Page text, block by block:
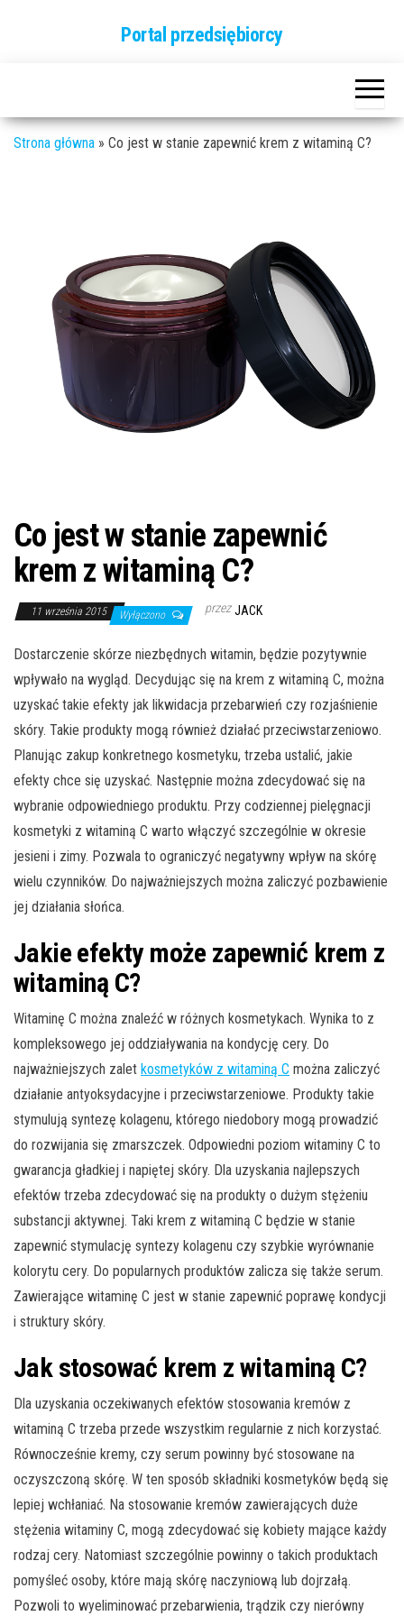
Portal przedsiębiorcy
Strona główna » Co jest w stanie zapewnić krem z witaminą C?
Co jest w stanie zapewnić
krem z witaminą C?
11 września 2015 Wyłączono przez JACK
Dostarczenie skórze niezbędnych witamin, będzie pozytywnie
wpływało na wygląd. Decydując się na krem z witaminą C, można
uzyskać takie efekty jak likwidacja przebarwień czy rozjaśnienie
skóry. Takie produkty mogą również działać przeciwstarzeniowo.
Planując zakup konkretnego kosmetyku, trzeba ustalić, jakie
efekty chce się uzyskać. Następnie można zdecydować się na
wybranie odpowiedniego produktu. Przy codziennej pielęgnacji
kosmetyki z witaminą C warto włączyć szczególnie w okresie
jesieni i zimy. Pozwala to ograniczyć negatywny wpływ na skórę
wielu czynników. Do najważniejszych można zaliczyć pozbawienie
jej działania słońca.
Jakie efekty może zapewnić krem z
witaminą C?
Witaminę C można znaleźć w różnych kosmetykach. Wynika to z
kompleksowego jej oddziaływania na kondycję cery. Do
najważniejszych zalet kosmetyków z witaminą C można zaliczyć
działanie antyoksydacyjne i przeciwstarzeniowe. Produkty takie
stymulują syntezę kolagenu, którego niedobory mogą prowadzić
do rozwijania się zmarszczek. Odpowiedni poziom witaminy C to
gwarancja gładkiej i napiętej skóry. Dla uzyskania najlepszych
efektów trzeba zdecydować się na produkty o dużym stężeniu
substancji aktywnej. Taki krem z witaminą C będzie w stanie
zapewnić stymulację syntezy kolagenu czy szybkie wyrównanie
kolorytu cery. Do popularnych produktów zalicza się także serum.
Zawierające witaminę C jest w stanie zapewnić poprawę kondycji
i struktury skóry.
Jak stosować krem z witaminą C?
Dla uzyskania oczekiwanych efektów stosowania kremów z
witaminą C trzeba przede wszystkim regularnie z nich korzystać.
Równocześnie kremy, czy serum powinny być stosowane na
oczyszczoną skórę. W ten sposób składniki kosmetyków będą się
lepiej wchłaniać. Na stosowanie kremów zawierających duże
stężenia witaminy C, mogą zdecydować się kobiety mające każdy
rodzaj cery. Natomiast szczególnie powinny o takich produktach
pomyśleć osoby, które mają skórę naczyniową lub dojrzałą.
Pozwoli to wyeliminować przebarwienia, trądzik czy nierówny